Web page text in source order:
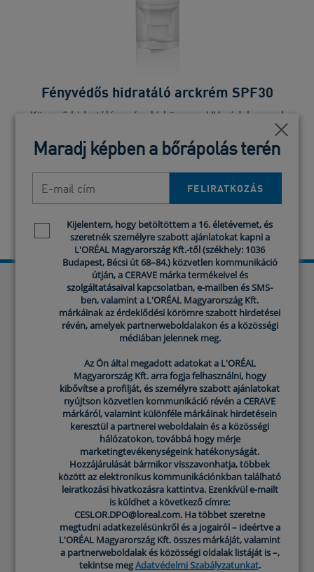
Fényvédős hidratáló arckrém SPF30
Könnyű hidratáló arcápoló közepes UV-védelemmel
4.9(15)
Maradj képben a bőrápolás terén
FELIRATKOZÁS
Newsletter policy
Kijelentem, hogy betöltöttem a 16. életévemet, és
szeretnék személyre szabott ajánlatokat kapni a
L'ORÉAL Magyarország Kft.-től (székhely: 1036
Budapest, Bécsi út 68–84.) közvetlen kommunikáció
útján, a CERAVE márka termékeivel és
szolgáltatásaival kapcsolatban, e-mailben és SMS-
ben, valamint a L'ORÉAL Magyarország Kft.
márkáinak az érdeklődési körömre szabott hirdetései
révén, amelyek partnerweboldalakon és a közösségi
médiában jelennek meg.
Az Ön által megadott adatokat a L'ORÉAL
Magyarország Kft. arra fogja felhasználni, hogy
kibővítse a profilját, és személyre szabott ajánlatokat
nyújtson közvetlen kommunikáció révén a CERAVE
márkáról, valamint különféle márkáinak hirdetésein
keresztül a partnerei weboldalain és a közösségi
hálózatokon, továbbá hogy mérje
marketingtevékenységeink hatékonyságát.
Hozzájárulását bármikor visszavonhatja, többek
között az elektronikus kommunikációnkban található
leiratkozási hivatkozásra kattintva. Ezenkívül e-mailt
is küldhet a következő címre:
CESLOR.DPO@loreal.com. Ha többet szeretne
megtudni adatkezelésünkről és a jogairól – ideértve a
L'ORÉAL Magyarország Kft. összes márkáját, valamint
a partnerweboldalak és közösségi oldalak listáját is –,
tekintse megAdatvédelmi Szabályzatunkat.
Nem ellenőrzött vélemény
Weboldalunkon vélemények olvashatók
termékeinkről. Az ilyen vélemények hitelességét
azonban nem garantáljuk, azaz a weboldalunkon
megjelenő véleményeket nem ellenőrizzük, és nem
tudjuk garantálni, hogy a fogyasztói vélemények
olyan fogyasztóktól származnak, akik valóban
használták vagy megvásárolták az adott
termékeket.
OSZD MEG A VÉLEMÉNYED
kötelező mezők
Értékeld a terméket
Értékelés címe*
Maradj képben a bőrápolás terén
FELIRATKOZÁS
Newsletter policy
Kijelentem, hogy betöltöttem a 16. életévemet, és
szeretnék személyre szabott ajánlatokat kapni a
L'ORÉAL Magyarország Kft.-től (székhely: 1036
Budapest, Bécsi út 68–84.) közvetlen kommunikáció
útján, a CERAVE márka termékeivel és
szolgáltatásaival kapcsolatban, e-mailben és SMS-
ben, valamint a L'ORÉAL Magyarország Kft.
márkáinak az érdeklődési körömre szabott hirdetései
révén, amelyek partnerweboldalakon és a közösségi
médiában jelennek meg.
Az Ön által megadott adatokat a L'ORÉAL
Magyarország Kft. arra fogja felhasználni, hogy
kibővítse a profilját, és személyre szabott ajánlatokat
nyújtson közvetlen kommunikáció révén a CERAVE
márkáról, valamint különféle márkáinak hirdetésein
keresztül a partnerei weboldalain és a közösségi
hálózatokon, továbbá hogy mérje
marketingtevékenységeink hatékonyságát.
Hozzájárulását bármikor visszavonhatja, többek
között az elektronikus kommunikációnkban található
leiratkozási hivatkozásra kattintva. Ezenkívül e-mailt
is küldhet a következő címre:
CESLOR.DPO@loreal.com. Ha többet szeretne
megtudni adatkezelésünkről és a jogairól – ideértve a
L'ORÉAL Magyarország Kft. összes márkáját, valamint
a partnerweboldalak és közösségi oldalak listáját is –,
tekintse megAdatvédelmi Szabályzatunkat.